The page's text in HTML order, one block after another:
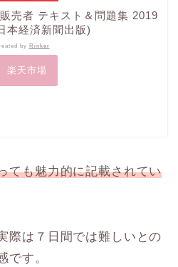
売者 テキスト＆問題集 2019
本経済新聞出版)
by Rinker
楽天市場
ても魅力的に記載されてい
際は７日間では難しいとの
です。